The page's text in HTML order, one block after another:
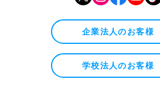
企業法人のお客様
学校法人のお客様